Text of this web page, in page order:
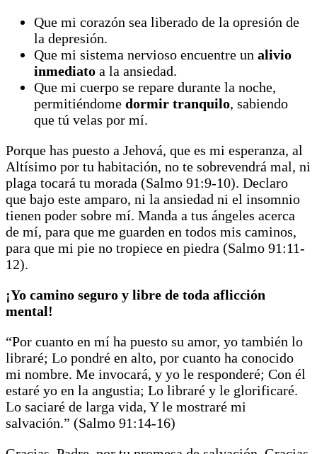
Que mi corazón sea liberado de la opresión de
la depresión.
Que mi sistema nervioso encuentre un alivio
inmediato a la ansiedad.
Que mi cuerpo se repare durante la noche,
permitiéndome dormir tranquilo, sabiendo
que tú velas por mí.
Porque has puesto a Jehová, que es mi esperanza, al
Altísimo por tu habitación, no te sobrevendrá mal, ni
plaga tocará tu morada (Salmo 91:9-10). Declaro
que bajo este amparo, ni la ansiedad ni el insomnio
tienen poder sobre mí. Manda a tus ángeles acerca
de mí, para que me guarden en todos mis caminos,
para que mi pie no tropiece en piedra (Salmo 91:11-
12).
¡Yo camino seguro y libre de toda aflicción
mental!
“Por cuanto en mí ha puesto su amor, yo también lo
libraré; Lo pondré en alto, por cuanto ha conocido
mi nombre. Me invocará, y yo le responderé; Con él
estaré yo en la angustia; Lo libraré y le glorificaré.
Lo saciaré de larga vida, Y le mostraré mi
salvación.” (Salmo 91:14-16)